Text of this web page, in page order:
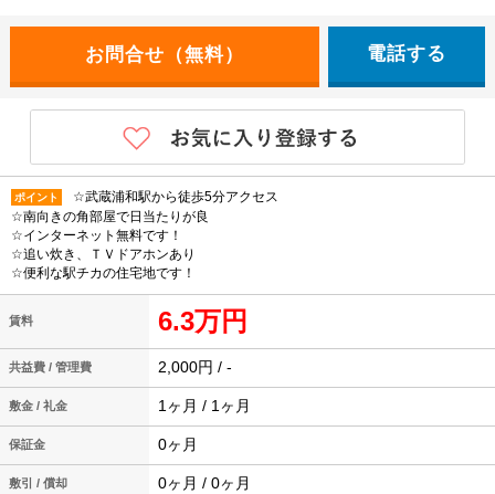
電話する
ポイント
☆武蔵浦和駅から徒歩5分アクセス
☆南向きの角部屋で日当たりが良
☆インターネット無料です！
☆追い炊き、ＴＶドアホンあり
☆便利な駅チカの住宅地です！
賃料 6.3万円
共益費 / 管理費 2,000円 / -
敷金 / 礼金 1ヶ月 / 1ヶ月
保証金 0ヶ月
敷引 / 償却 0ヶ月 / 0ヶ月